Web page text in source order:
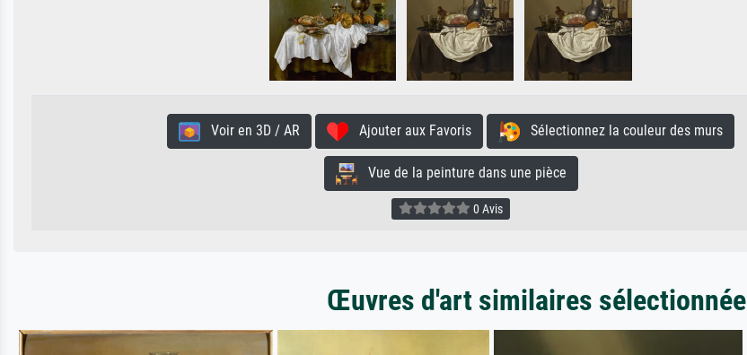
Voir en 3D / AR Ajouter aux Favoris Sélectionnez la couleur des murs
Vue de la peinture dans une pièce
0 Avis
Œuvres d'art similaires